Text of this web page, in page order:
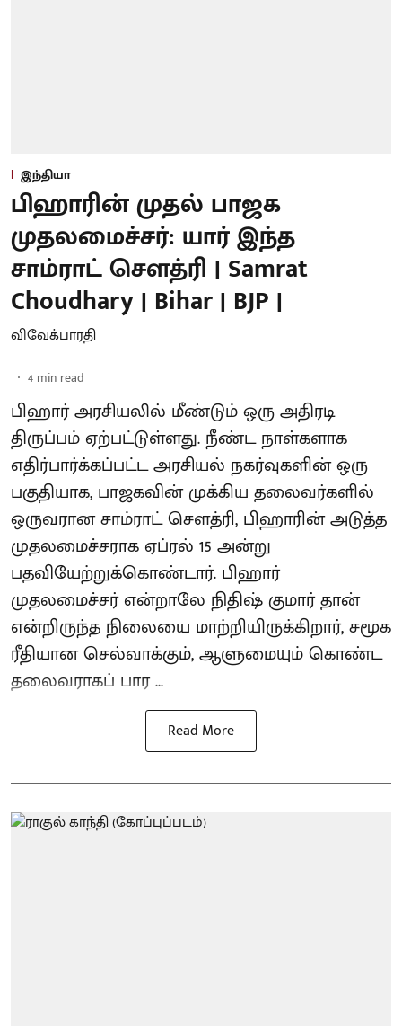
இந்தியா
பிஹாரின் முதல் பாஜக
முதலமைச்சர்: யார் இந்த
சாம்ராட் சௌத்ரி | Samrat
Choudhary | Bihar | BJP |
விவேக்பாரதி
4 min read
பிஹார் அரசியலில் மீண்டும் ஒரு அதிரடி
திருப்பம் ஏற்பட்டுள்ளது. நீண்ட நாள்களாக
எதிர்பார்க்கப்பட்ட அரசியல் நகர்வுகளின் ஒரு
பகுதியாக, பாஜகவின் முக்கிய தலைவர்களில்
ஒருவரான சாம்ராட் சௌத்ரி, பிஹாரின் அடுத்த
முதலமைச்சராக ஏப்ரல் 15 அன்று
பதவியேற்றுக்கொண்டார். பிஹார்
முதலமைச்சர் என்றாலே நிதிஷ் குமார் தான்
என்றிருந்த நிலையை மாற்றியிருக்கிறார், சமூக
ரீதியான செல்வாக்கும், ஆளுமையும் கொண்ட
தலைவராகப் பார ...
Read More